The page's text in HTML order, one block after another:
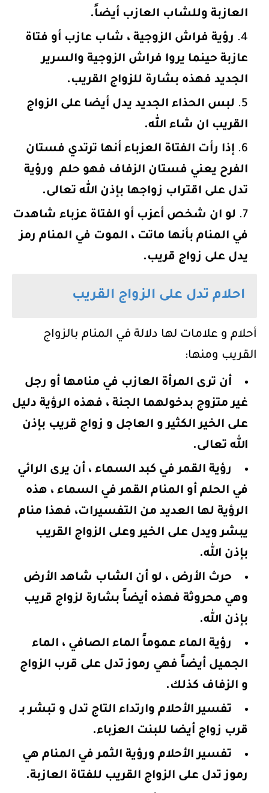
العازبة وللشاب العازب أيضاً.
رؤية فراش الزوجية ، شاب عازب أو فتاة
عازبة حينما يروا فراش الزوجية والسرير
الجديد فهذه بشارة للزواج القريب.
لبس الحذاء الجديد يدل أيضا على الزواج
القريب ان شاء الله.
إذا رأت الفتاة العزباء أنها ترتدي فستان
الفرح يعني فستان الزفاف فهو حلم ورؤية
تدل على اقتراب زواجها بإذن الله تعالى.
لو ان شخص أعزب أو الفتاة عزباء شاهدت
في المنام بأنها ماتت ، الموت في المنام رمز
يدل على زواج قريب.
احلام تدل على الزواج القريب
أحلام و علامات لها دلالة في المنام بالزواج
القريب ومنها:
أن ترى المرأة العازب في منامها أو رجل
غير متزوج بدخولهما الجنة ، فهذه الرؤية دليل
على الخير الكثير و العاجل و زواج قريب بإذن
الله تعالى.
رؤية القمر في كبد السماء ، أن يرى الرائي
في الحلم أو المنام القمر في السماء ، هذه
الرؤية لها العديد من التفسيرات، فهذا منام
يبشر ويدل على الخير وعلى الزواج القريب
بإذن الله.
حرث الأرض ، لو أن الشاب شاهد الأرض
وهي محروثة فهذه أيضاً بشارة لزواج قريب
بإذن الله.
رؤية الماء عموماً الماء الصافي ، الماء
الجميل أيضاً فهي رموز تدل على قرب الزواج
و الزفاف كذلك.
تفسير الأحلام وارتداء التاج تدل و تبشر بـ
قرب زواج أيضا للبنت العزباء.
تفسير الأحلام ورؤية الثمر في المنام هي
رموز تدل على الزواج القريب للفتاة العازبة.